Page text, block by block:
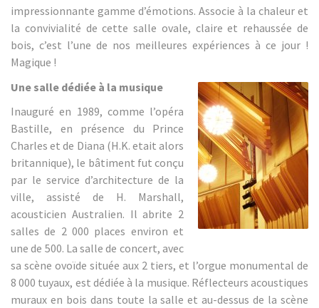
impressionnante gamme d’émotions. Associe à la chaleur et
la convivialité de cette salle ovale, claire et rehaussée de
bois, c’est l’une de nos meilleures expériences à ce jour !
Magique !
Une salle dédiée à la musique
Inauguré en 1989, comme l’opéra
Bastille, en présence du Prince
Charles et de Diana (H.K. etait alors
britannique), le bâtiment fut conçu
par le service d’architecture de la
ville, assisté de H. Marshall,
acousticien Australien. Il abrite 2
salles de 2 000 places environ et
une de 500. La salle de concert, avec
sa scène ovoïde située aux 2 tiers, et l’orgue monumental de
8 000 tuyaux, est dédiée à la musique. Réflecteurs acoustiques
muraux en bois dans toute la salle et au-dessus de la scène